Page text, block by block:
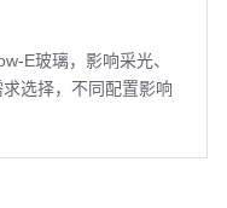
E玻璃，影响采光、
选择，不同配置影响